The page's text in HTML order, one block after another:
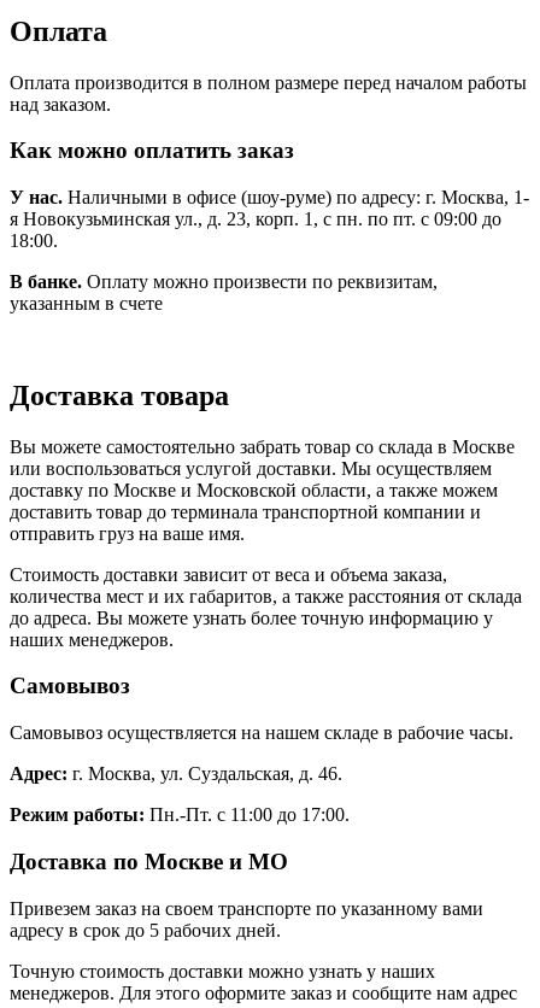
Оплата
Оплата производится в полном размере перед началом работы
над заказом.
Как можно оплатить заказ
У нас. Наличными в офисе (шоу-руме) по адресу: г. Москва, 1-
я Новокузьминская ул., д. 23, корп. 1, с пн. по пт. с 09:00 до
18:00.
В банке. Оплату можно произвести по реквизитам,
указанным в счете
Доставка товара
Вы можете самостоятельно забрать товар со склада в Москве
или воспользоваться услугой доставки. Мы осуществляем
доставку по Москве и Московской области, а также можем
доставить товар до терминала транспортной компании и
отправить груз на ваше имя.
Стоимость доставки зависит от веса и объема заказа,
количества мест и их габаритов, а также расстояния от склада
до адреса. Вы можете узнать более точную информацию у
наших менеджеров.
Самовывоз
Самовывоз осуществляется на нашем складе в рабочие часы.
Адрес: г. Москва, ул. Суздальская, д. 46.
Режим работы: Пн.-Пт. с 11:00 до 17:00.
Доставка по Москве и МО
Привезем заказ на своем транспорте по указанному вами
адресу в срок до 5 рабочих дней.
Точную стоимость доставки можно узнать у наших
менеджеров. Для этого оформите заказ и сообщите нам адрес